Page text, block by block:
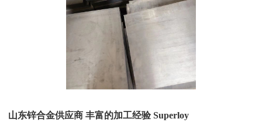
山东锌合金供应商 丰富的加工经验 Superloy